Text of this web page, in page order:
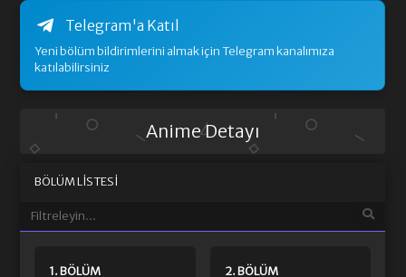
Telegram'a Katıl
Yeni bölüm bildirimlerini almak için Telegram kanalımıza
katılabilirsiniz
Anime Detayı
BÖLÜM LISTESI
1. BÖLÜM 2. BÖLÜM